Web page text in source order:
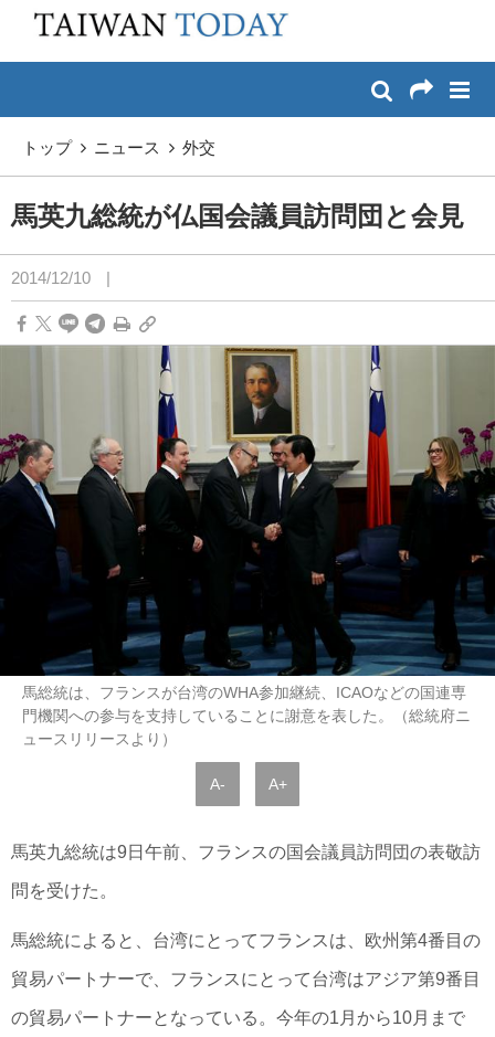
メイン コンテンツへスキップ
トップ ニュース 外交
馬英九総統が仏国会議員訪問団と会見
2014/12/10 |
馬総統は、フランスが台湾のWHA参加継続、ICAOなどの国連専
門機関への参与を支持していることに謝意を表した。（総統府ニ
ュースリリースより）
A- A+
馬英九総統は9日午前、フランスの国会議員訪問団の表敬訪
問を受けた。
馬総統によると、台湾にとってフランスは、欧州第4番目の
貿易パートナーで、フランスにとって台湾はアジア第9番目
の貿易パートナーとなっている。今年の1月から10月まで